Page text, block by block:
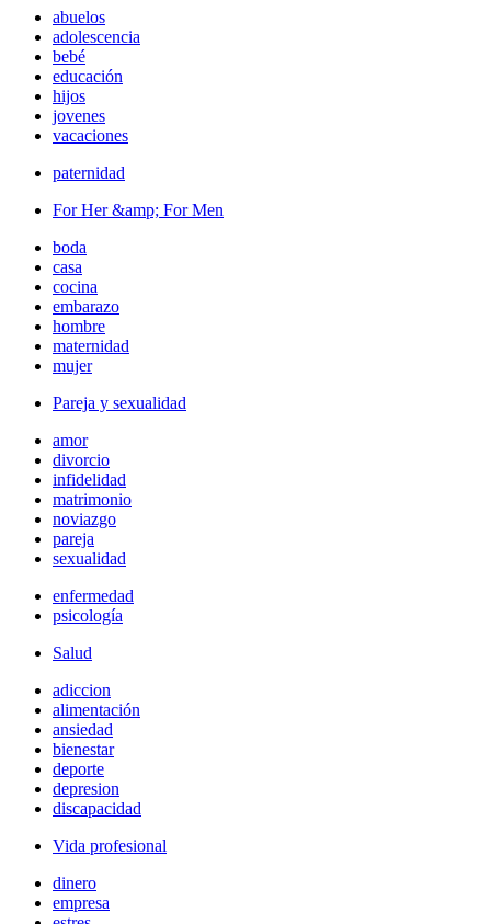
abuelos
adolescencia
bebé
educación
hijos
jovenes
vacaciones
paternidad
For Her &amp; For Men
boda
casa
cocina
embarazo
hombre
maternidad
mujer
Pareja y sexualidad
amor
divorcio
infidelidad
matrimonio
noviazgo
pareja
sexualidad
enfermedad
psicología
Salud
adiccion
alimentación
ansiedad
bienestar
deporte
depresion
discapacidad
Vida profesional
dinero
empresa